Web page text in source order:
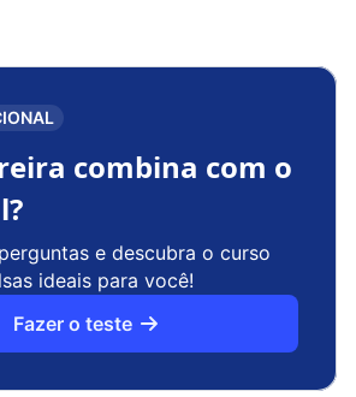
combina com o
e descubra o curso
ideais para você!
Fazer o teste